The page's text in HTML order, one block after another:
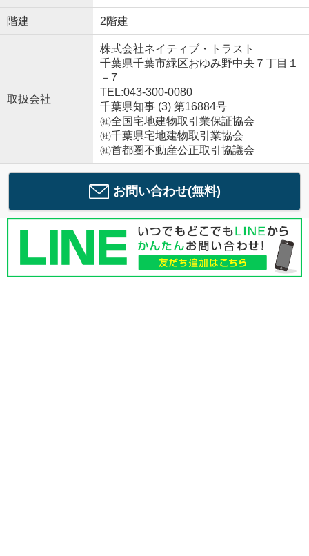
階建 2階建
取扱会社
株式会社ネイティブ・トラスト
千葉県千葉市緑区おゆみ野中央７丁目１
－7
TEL:043-300-0080
千葉県知事 (3) 第16884号
㈳全国宅地建物取引業保証協会
㈳千葉県宅地建物取引業協会
㈳首都圏不動産公正取引協議会
お問い合わせ(無料)